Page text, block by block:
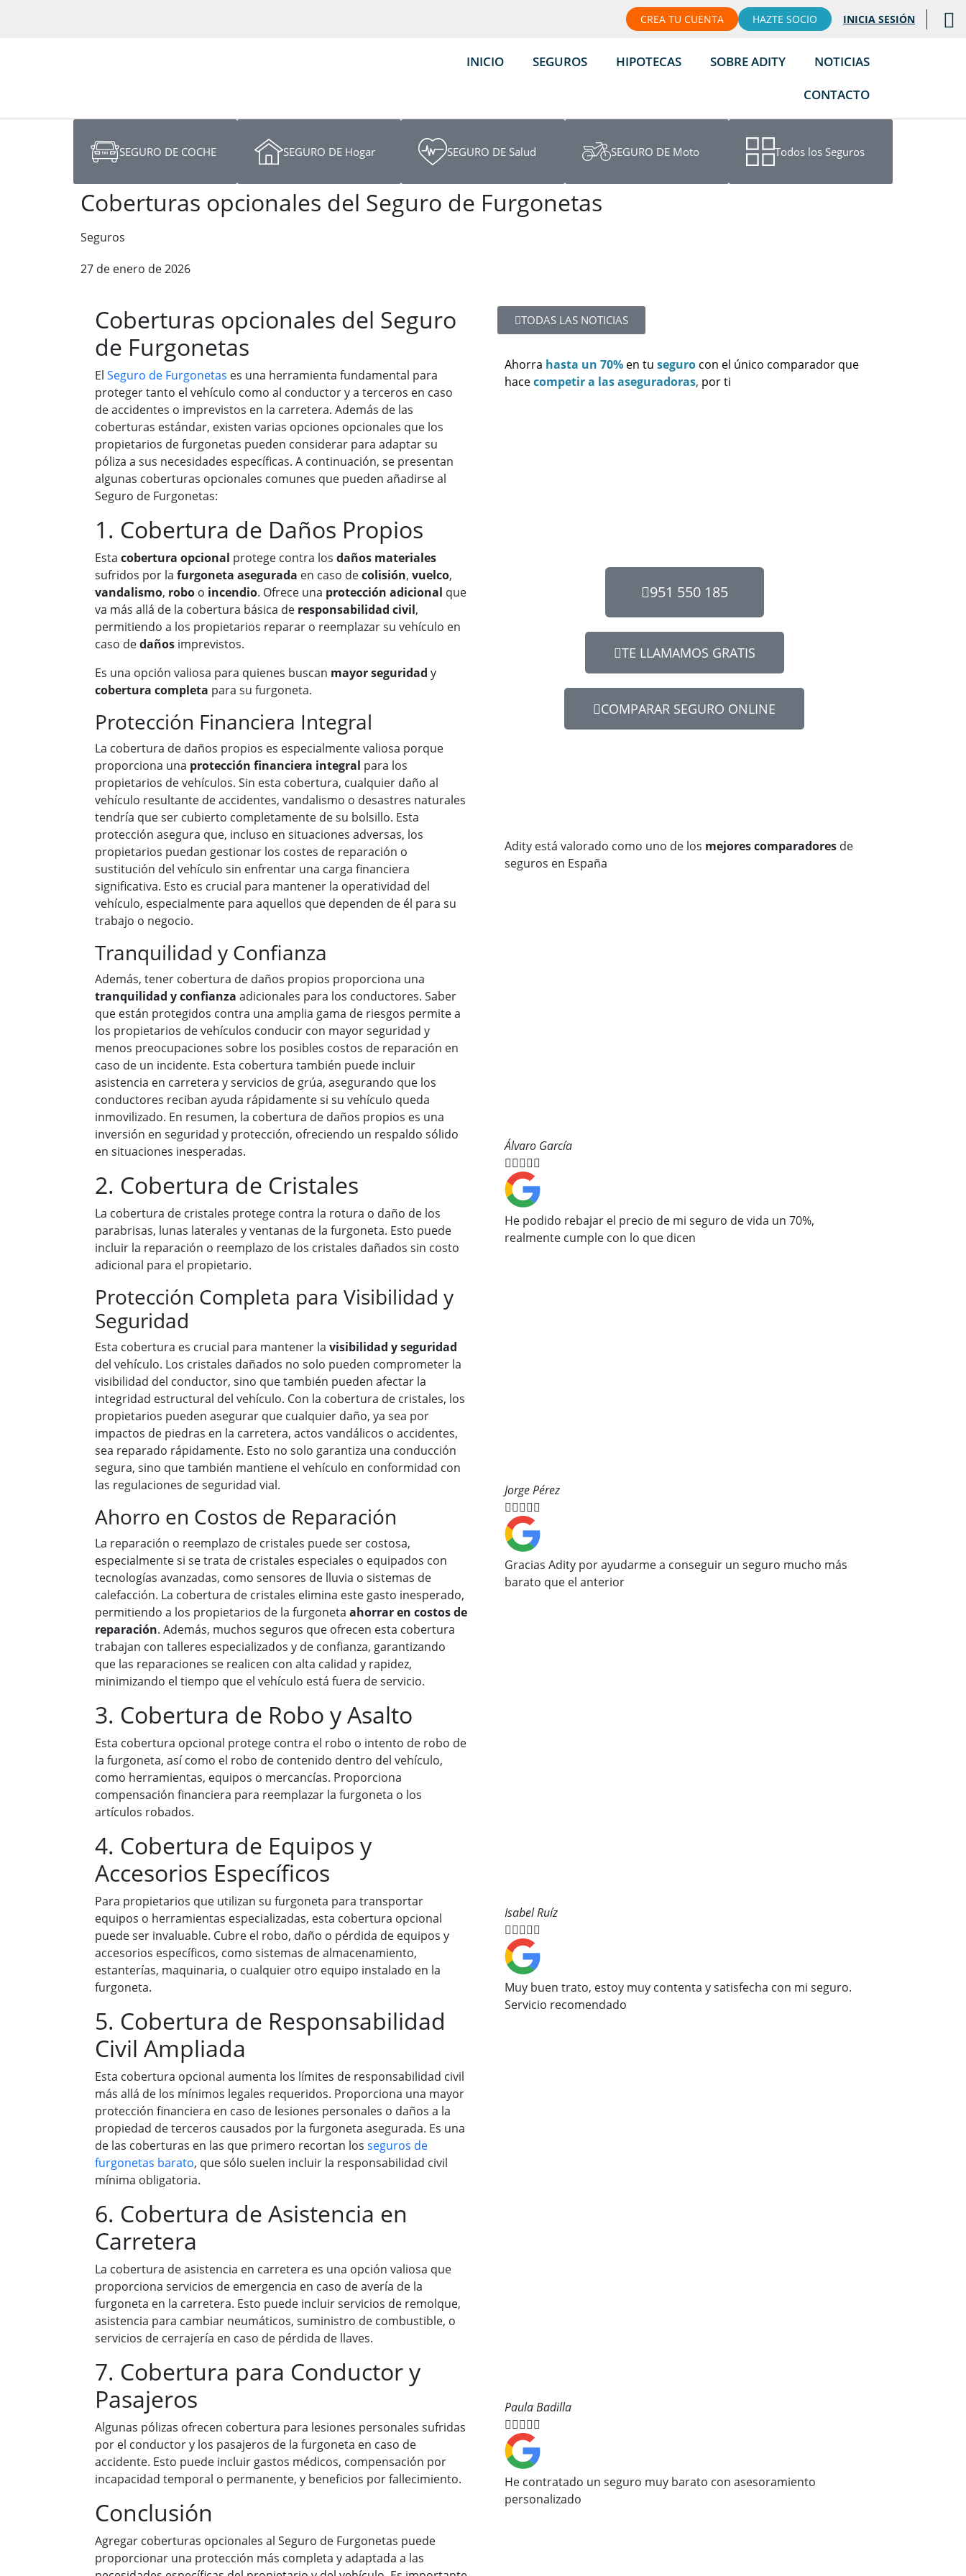
CREA TU CUENTA HAZTE SOCIO INICIA SESIÓN
INICIO SEGUROS HIPOTECAS SOBRE ADITY
NOTICIAS
CONTACTO
SEGURO DE COCHE SEGURO DE Hogar SEGURO DE Salud SEGURO DE Moto Todos los Seguros
Coberturas opcionales del Seguro de Furgonetas
Seguros
27 de enero de 2026
Coberturas opcionales del Seguro
de Furgonetas
El Seguro de Furgonetas es una herramienta fundamental para
proteger tanto el vehículo como al conductor y a terceros en caso
de accidentes o imprevistos en la carretera. Además de las
coberturas estándar, existen varias opciones opcionales que los
propietarios de furgonetas pueden considerar para adaptar su
póliza a sus necesidades específicas. A continuación, se presentan
algunas coberturas opcionales comunes que pueden añadirse al
Seguro de Furgonetas:
1. Cobertura de Daños Propios
Esta cobertura opcional protege contra los daños materiales
sufridos por la furgoneta asegurada en caso decolisión, vuelco,
vandalismo, robo o incendio. Ofrece una protección adicional que
va más allá de la cobertura básica de responsabilidad civil,
permitiendo a los propietarios reparar o reemplazar su vehículo en
caso dedaños imprevistos.
Es una opción valiosa para quienes buscan mayor seguridad y
cobertura completa para su furgoneta.
Protección Financiera Integral
La cobertura de daños propios es especialmente valiosa porque
proporciona una protección financiera integral para los
propietarios de vehículos. Sin esta cobertura, cualquier daño al
vehículo resultante de accidentes, vandalismo o desastres naturales
tendría que ser cubierto completamente de su bolsillo. Esta
protección asegura que, incluso en situaciones adversas, los
propietarios puedan gestionar los costes de reparación o
sustitución del vehículo sin enfrentar una carga financiera
significativa. Esto es crucial para mantener la operatividad del
vehículo, especialmente para aquellos que dependen de él para su
trabajo o negocio.
Tranquilidad y Confianza
Además, tener cobertura de daños propios proporciona una
tranquilidad y confianza adicionales para los conductores. Saber
que están protegidos contra una amplia gama de riesgos permite a
los propietarios de vehículos conducir con mayor seguridad y
menos preocupaciones sobre los posibles costos de reparación en
caso de un incidente. Esta cobertura también puede incluir
asistencia en carretera y servicios de grúa, asegurando que los
conductores reciban ayuda rápidamente si su vehículo queda
inmovilizado. En resumen, la cobertura de daños propios es una
inversión en seguridad y protección, ofreciendo un respaldo sólido
en situaciones inesperadas.
2. Cobertura de Cristales
La cobertura de cristales protege contra la rotura o daño de los
parabrisas, lunas laterales y ventanas de la furgoneta. Esto puede
incluir la reparación o reemplazo de los cristales dañados sin costo
adicional para el propietario.
Protección Completa para Visibilidad y
Seguridad
Esta cobertura es crucial para mantener la visibilidad y seguridad
del vehículo. Los cristales dañados no solo pueden comprometer la
visibilidad del conductor, sino que también pueden afectar la
integridad estructural del vehículo. Con la cobertura de cristales, los
propietarios pueden asegurar que cualquier daño, ya sea por
impactos de piedras en la carretera, actos vandálicos o accidentes,
sea reparado rápidamente. Esto no solo garantiza una conducción
segura, sino que también mantiene el vehículo en conformidad con
las regulaciones de seguridad vial.
Ahorro en Costos de Reparación
La reparación o reemplazo de cristales puede ser costosa,
especialmente si se trata de cristales especiales o equipados con
tecnologías avanzadas, como sensores de lluvia o sistemas de
calefacción. La cobertura de cristales elimina este gasto inesperado,
permitiendo a los propietarios de la furgoneta ahorrar en costos de
reparación. Además, muchos seguros que ofrecen esta cobertura
trabajan con talleres especializados y de confianza, garantizando
que las reparaciones se realicen con alta calidad y rapidez,
minimizando el tiempo que el vehículo está fuera de servicio.
3. Cobertura de Robo y Asalto
Esta cobertura opcional protege contra el robo o intento de robo de
la furgoneta, así como el robo de contenido dentro del vehículo,
como herramientas, equipos o mercancías. Proporciona
compensación financiera para reemplazar la furgoneta o los
artículos robados.
4. Cobertura de Equipos y
Accesorios Específicos
Para propietarios que utilizan su furgoneta para transportar
equipos o herramientas especializadas, esta cobertura opcional
puede ser invaluable. Cubre el robo, daño o pérdida de equipos y
accesorios específicos, como sistemas de almacenamiento,
estanterías, maquinaria, o cualquier otro equipo instalado en la
furgoneta.
5. Cobertura de Responsabilidad
Civil Ampliada
Esta cobertura opcional aumenta los límites de responsabilidad civil
más allá de los mínimos legales requeridos. Proporciona una mayor
protección financiera en caso de lesiones personales o daños a la
propiedad de terceros causados por la furgoneta asegurada. Es una
de las coberturas en las que primero recortan los seguros de
furgonetas barato, que sólo suelen incluir la responsabilidad civil
mínima obligatoria.
6. Cobertura de Asistencia en
Carretera
La cobertura de asistencia en carretera es una opción valiosa que
proporciona servicios de emergencia en caso de avería de la
furgoneta en la carretera. Esto puede incluir servicios de remolque,
asistencia para cambiar neumáticos, suministro de combustible, o
servicios de cerrajería en caso de pérdida de llaves.
7. Cobertura para Conductor y
Pasajeros
Algunas pólizas ofrecen cobertura para lesiones personales sufridas
por el conductor y los pasajeros de la furgoneta en caso de
accidente. Esto puede incluir gastos médicos, compensación por
incapacidad temporal o permanente, y beneficios por fallecimiento.
Conclusión
Agregar coberturas opcionales al Seguro de Furgonetas puede
proporcionar una protección más completa y adaptada a las
TODAS LAS NOTICIAS
Ahorra hasta un 70% en tu seguro con el único comparador que
hacecompetir a las aseguradoras, por ti
951 550 185
TE LLAMAMOS GRATIS
COMPARAR SEGURO ONLINE
Adity está valorado como uno de los mejores comparadores de
seguros en España
Álvaro García

He podido rebajar el precio de mi seguro de vida un 70%,
realmente cumple con lo que dicen
Jorge Pérez

Gracias Adity por ayudarme a conseguir un seguro mucho más
barato que el anterior
Isabel Ruíz

Muy buen trato, estoy muy contenta y satisfecha con mi seguro.
Servicio recomendado
Paula Badilla

He contratado un seguro muy barato con asesoramiento
personalizado